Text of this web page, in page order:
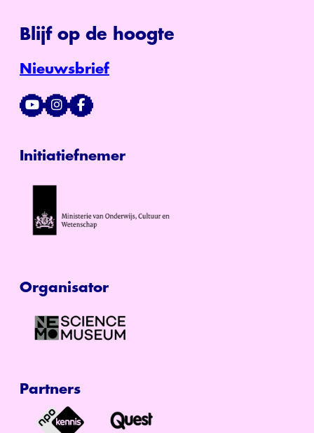
Blijf op de hoogte
Nieuwsbrief
Initiatiefnemer
Organisator
Partners